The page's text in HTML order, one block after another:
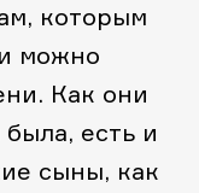
которым
можно
Как они
есть и
сыны, как